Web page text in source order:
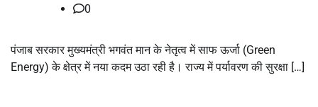
0
पंजाब सरकार मुख्यमंत्री भगवंत मान के नेतृत्व में साफ ऊर्जा (Green
Energy) के क्षेत्र में नया कदम उठा रही है। राज्य में पर्यावरण की सुरक्षा […]